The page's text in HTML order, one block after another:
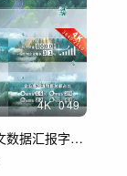
4K 0'49
简洁企业图文数据汇报字幕文字展示 01